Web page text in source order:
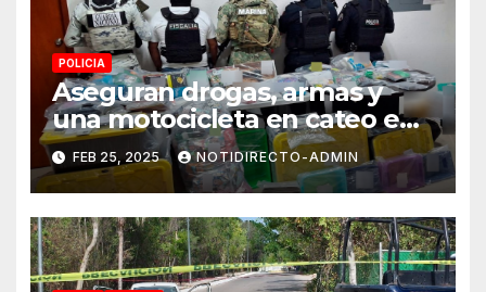
POLICIA
Aseguran drogas, armas y
una motocicleta en cateo en
Solidaridad
FEB 25, 2025 NOTIDIRECTO-ADMIN